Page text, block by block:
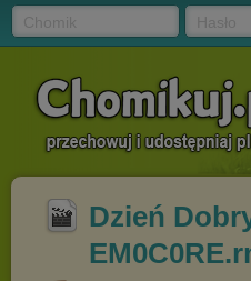
Dzień